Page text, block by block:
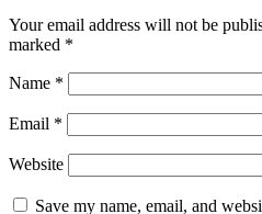
Your email address will not be
marked *
Name *
Email *
Website
Save my name, email, and